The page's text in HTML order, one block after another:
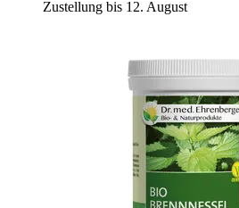
Zustellung bis 12. August